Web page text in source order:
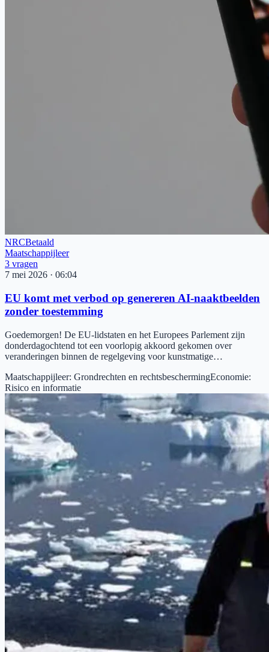
NRCBetaald
Maatschappijleer
3 vragen
7 mei 2026 · 06:04
EU komt met verbod op genereren AI-naaktbeelden
zonder toestemming
Goedemorgen! De EU-lidstaten en het Europees Parlement zijn
donderdagochtend tot een voorlopig akkoord gekomen over
veranderingen binnen de regelgeving voor kunstmatige…
Maatschappijleer: Grondrechten en rechtsbeschermingEconomie:
Risico en informatie